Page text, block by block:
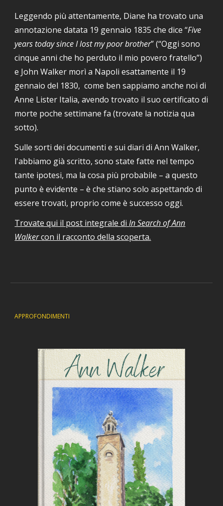
Leggendo più attentamente, Diane ha trovato una
annotazione datata 19 gennaio 1835 che dice “Five
years today since I lost my poor brother” (“Oggi sono
cinque anni che ho perduto il mio povero fratello”)
e John Walker morì a Napoli esattamente il 19
gennaio del 1830, come ben sappiamo anche noi di
Anne Lister Italia,avendotrovato il suo certificato di
morte poche settimane fa(trovate la notizia qua
sotto).
Sulle sorti dei documenti e sui diari di Ann Walker,
l'abbiamo già scritto, sono state fatte nel tempo
tante ipotesi, ma la cosa più probabile – a questo
punto è evidente – è che stiano solo aspettando di
essere trovati, proprio come è successo oggi.
Trovate qui il post integrale diIn Search of Ann
Walkercon il racconto della scoperta.
APPROFONDIMENTI